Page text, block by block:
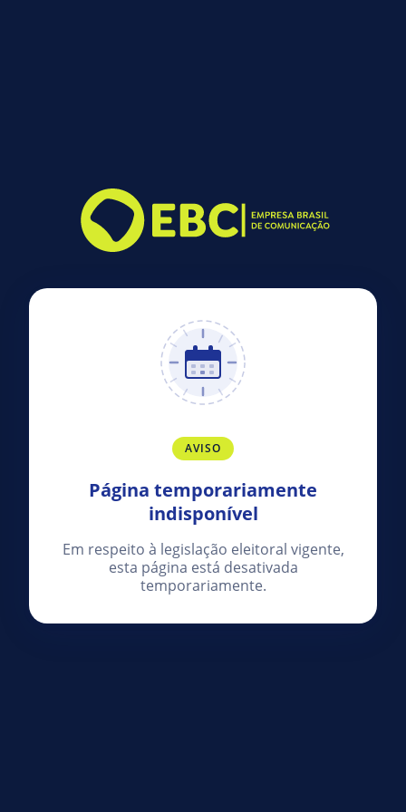
AVISO
Página temporariamente
indisponível
Em respeito à legislação eleitoral vigente,
esta página está desativada
temporariamente.